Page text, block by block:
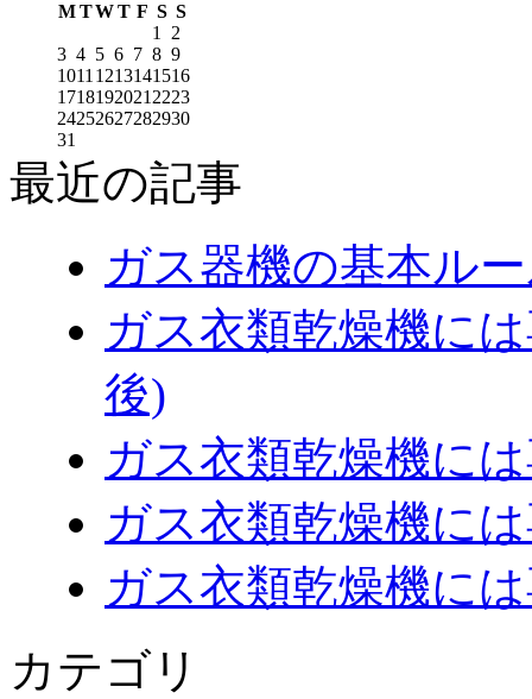
M TWT F S S
1
2
3 4 5 6 7 8 9
1011 1213141516
1718192021 2223
24252627282930
31
最近の記事
ガス器機の基本ル
ガス衣類乾燥機に
後)
ガス衣類乾燥機に
ガス衣類乾燥機に
ガス衣類乾燥機に
カテゴリ